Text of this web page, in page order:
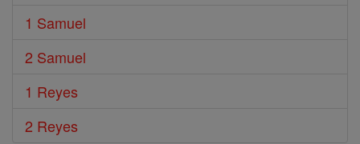
1 Samuel
2 Samuel
1 Reyes
2 Reyes